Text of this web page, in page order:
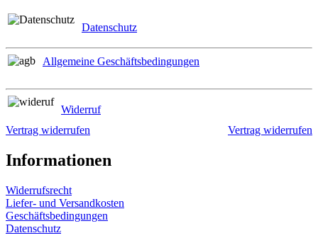
Datenschutz
Allgemeine Geschäftsbedingungen
Widerruf
Vertrag widerrufen
Vertrag widerrufen
Informationen
Widerrufsrecht
Liefer- und Versandkosten
Geschäftsbedingungen
Datenschutz